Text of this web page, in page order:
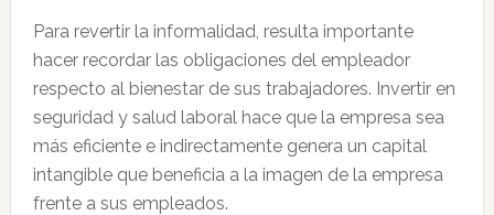
Para revertir la informalidad, resulta importante
hacer recordar las obligaciones del empleador
respecto al bienestar de sus trabajadores. Invertir en
seguridad y salud laboral hace que la empresa sea
más eficiente e indirectamente genera un capital
intangible que beneficia a la imagen de la empresa
frente a sus empleados.